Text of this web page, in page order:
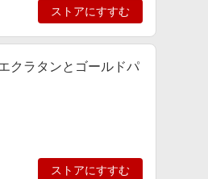
ストアにすすむ
クラタンとゴールドパ
ストアにすすむ